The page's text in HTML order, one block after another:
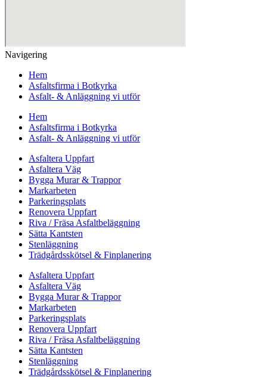
Navigering
Hem
Asfaltsfirma i Botkyrka
Asfalt- & Anläggning vi utför
Hem
Asfaltsfirma i Botkyrka
Asfalt- & Anläggning vi utför
Asfaltera Uppfart
Asfaltera Väg
Bygga Murar & Trappor
Markarbeten
Parkeringsplats
Renovera Uppfart
Riva / Fräsa Asfaltbeläggning
Sätta Kantsten
Stenläggning
Trädgårdsskötsel & Finplanering
Asfaltera Uppfart
Asfaltera Väg
Bygga Murar & Trappor
Markarbeten
Parkeringsplats
Renovera Uppfart
Riva / Fräsa Asfaltbeläggning
Sätta Kantsten
Stenläggning
Trädgårdsskötsel & Finplanering